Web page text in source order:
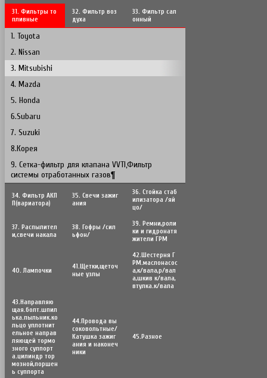
31. Фильтры то
пливные
32. Фильтр воз
духа
33. Фильтр сал
онный
1. Toyota
2. Nissan
3. Mitsubishi
4. Mazda
5. Honda
6.Subaru
7. Suzuki
8.Корея
9. Сетка-фильтр для клапана VVTI,Фильтр
системы отработанных газов¶
34. Фильтр АКП
П(вариатора)
35. Свечи зажиг
ания
36. Стойка стаб
илизатора /яй
цо/
37. Распылител
и,свечи накала
38. Гофры /сил
ьфон/
39. Ремни,роли
ки и гидронатя
жители ГРМ
40. Лампочки
41.Щетки,щеточ
ные узлы
42.Шестерня Г
РМ.маслонасос
а,к/вала,р/вал
а,шкив к/вала,
втулка.к/вала
43.Направляю
щая.болт.шпил
ька.пыльник.ко
льцо уплотнит
ельное направ
ляющей тормо
зного суппорт
а.цилиндр тор
мозной,поршен
ь суппорта
44.Провода вы
соковольтные/
Катушка зажиг
ания и наконеч
ники
45.Разное